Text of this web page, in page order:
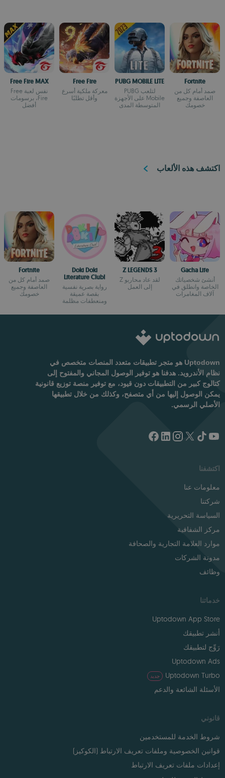
Fortnite
صمد أمام كل من
العاصفة وجميع
خصومك
PUBG MOBILE LITE
لتلعب PUBG
Mobile على الأجهزة
المتوسطة المدى
Free Fire
معركة ملكية أسرع
وأقل تطلبًا
Free Fire MAX
نفس لعبة Free
Fire، برسومات
أفضل
اكتشف هذه الألعاب
Gacha Life
أنشئ شخصياتك
الخاصة وانطلق في
آلاف المغامرات
Z LEGENDS 3
لقد عاد محاربو Z
إلى العمل
Doki Doki
Literature Club!
رواية بصرية نفسية
بقصة عميقة
ومنعطفات مظلمة
Fortnite
صمد أمام كل من
العاصفة وجميع
خصومك
Uptodown هو متجر تطبيقات متعدد المنصات متخصص في
نظام الأندرويد. هدفنا هو توفير الوصول المجاني والمفتوح إلى
كتالوج كبير من التطبيقات دون قيود، مع توفير منصة توزيع قانونية
يمكن الوصول إليها من أي متصفح، وكذلك من خلال تطبيقها
الأصلي الرسمي.
اكتشفنا
معلومات عنا
شركتنا
السياسة التحريرية
مركز الشفافية
موارد العلامة التجارية والصحافة
مدونة الشركات
وظائف
خدماتنا
Uptodown App Store
أنشر تطبيقك
رَوِّج لتطبيقك
Uptodown Ads
Uptodown Turbo
جديد
الأسئلة الشائعة والدعم
قانوني
شروط الخدمة للمستخدمين
قوانين الخصوصية وملفات تعريف الارتباط (الكوكيز)
إعدادات ملفات تعريف الارتباط